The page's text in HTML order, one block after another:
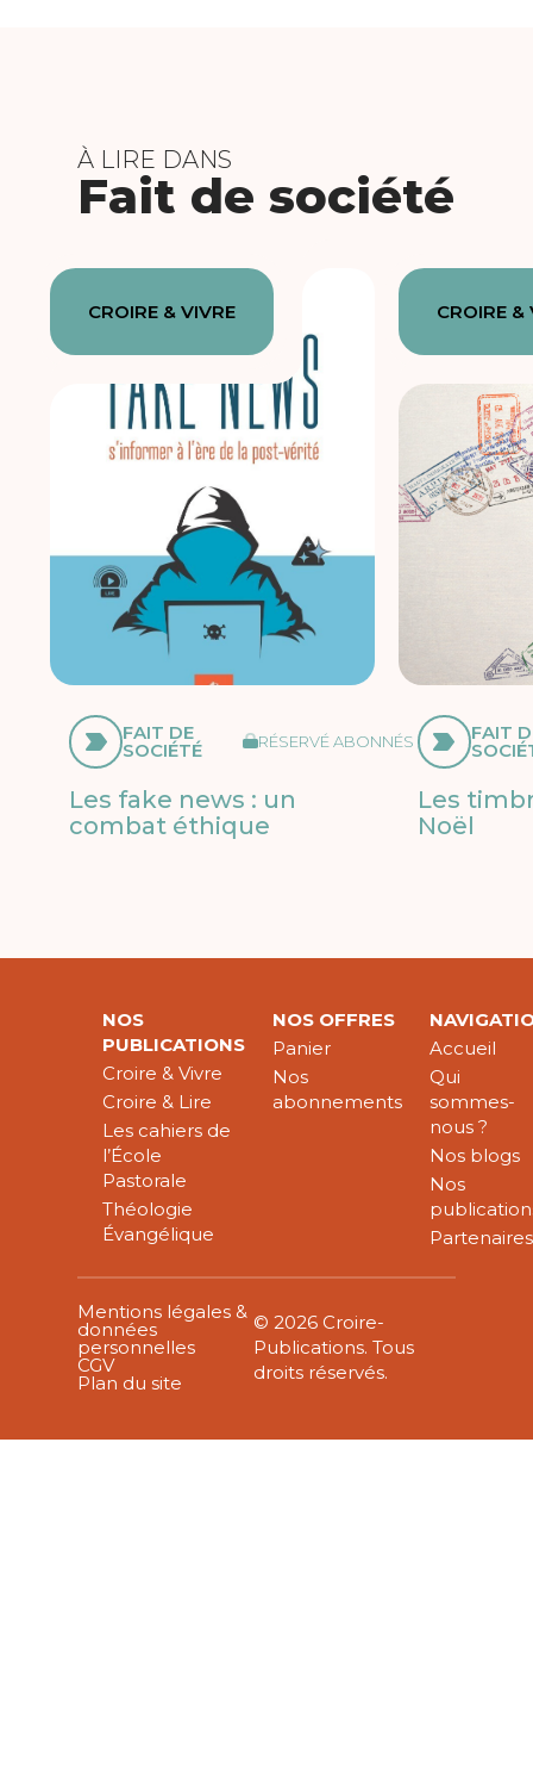
À LIRE DANS
Fait de société
CROIRE & VIVRE
FAIT DE
SOCIÉTÉ RÉSERVÉ ABONNÉS
Les fake news : un
combat éthique
CROIRE &
FAIT
Les
Noël
NOS
PUBLICATIONS
Croire & Vivre
Croire & Lire
Les cahiers de
l’École
Pastorale
Théologie
Évangélique
NOS OFFRES
Panier
Nos
abonnements
Accueil
Qui
sommes-
nous ?
Nos blogs
Nos
Partenaires
Mentions légales &
données
personnelles
CGV
Plan du site
© 2026 Croire-
Publications. Tous
droits réservés.